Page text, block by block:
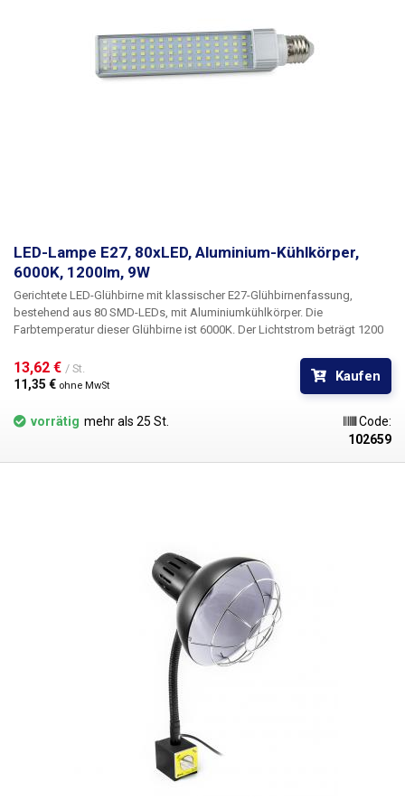
LED-Lampe E27, 80xLED, Aluminium-Kühlkörper,
6000K, 1200lm, 9W
Gerichtete LED-Glühbirne mit klassischer E27-Glühbirnenfassung,
bestehend aus 80 SMD-LEDs, mit Aluminiumkühlkörper. Die
Farbtemperatur dieser Glühbirne ist 6000K. Der Lichtstrom beträgt 1200
dazu gibt es jedoch eine enorme Energieeinsparung in Form einer
Leistungsaufnahme von nur 9W. Diese LED-Glühbirne mit ihrer LED-
Verteilung eignet sich besonders für spezielle Anwendungen, bei denen
das Licht gerichtet werden muss und keine vollständige Streuung
erforderlich ist.
Der Ausstrahlungswinkel dieser Glühbirne beträgt 180°.
ohne Abdeckung oder eine Fassung an der Seite haben. Hier bietet
13,62 € / St.
11,35 € ohne MwSt
Kaufen
vorrätig mehr als 25 St.
Code:
102659